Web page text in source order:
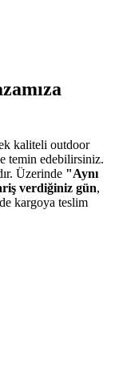
kaliteli outdoor
temin edebilirsiniz.
Üzerinde "Aynı
verdiğiniz gün,
kargoya teslim